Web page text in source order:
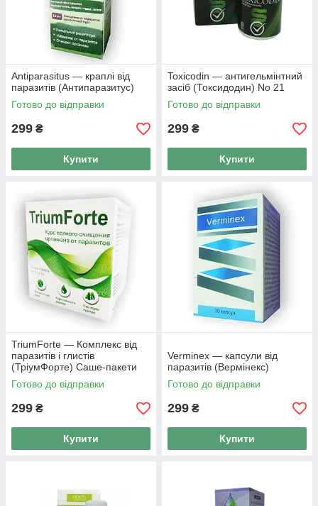
Antiparasitus — краплі від
паразитів (Антипаразитус)
Готово до відправки
299 ₴
Купити
Toxicodin — антигельмінтний
засіб (Токсидодин) No 21
Готово до відправки
299 ₴
Купити
TriumForte — Комплекс від
паразитів і глистів
(ТріумФорте) Саше-пакети
No10 по 5 г.
Готово до відправки
299 ₴
Купити
Verminex — капсули від
паразитів (Вермінекс)
Готово до відправки
299 ₴
Купити